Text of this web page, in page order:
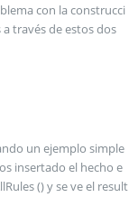
con la construcci
través de estos dos
un ejemplo simple
insertado el hecho e
() y se ve el result